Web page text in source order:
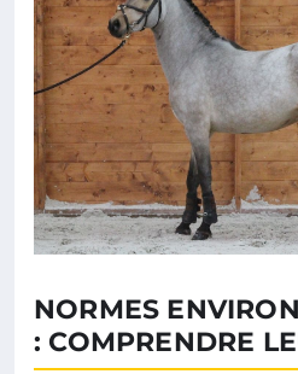
NORMES
: COMPRENDRE